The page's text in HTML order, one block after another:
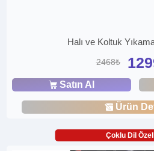
Halı ve Koltuk
2468₺
Satın Al
Ürün
Çoklu Dil